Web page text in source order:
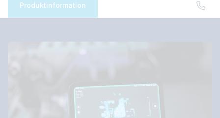
EinScan Rigil
Professionel 3D-scanner
Produktinformation